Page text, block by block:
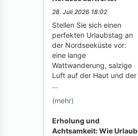
28. Juli 2026 18:02
Stellen Sie sich einen
perfekten Urlaubstag an
der Nordseeküste vor:
eine lange
Wattwanderung, salzige
Luft auf der Haut und der
…
(mehr)
Erholung und
Achtsamkeit: Wie Urlaub